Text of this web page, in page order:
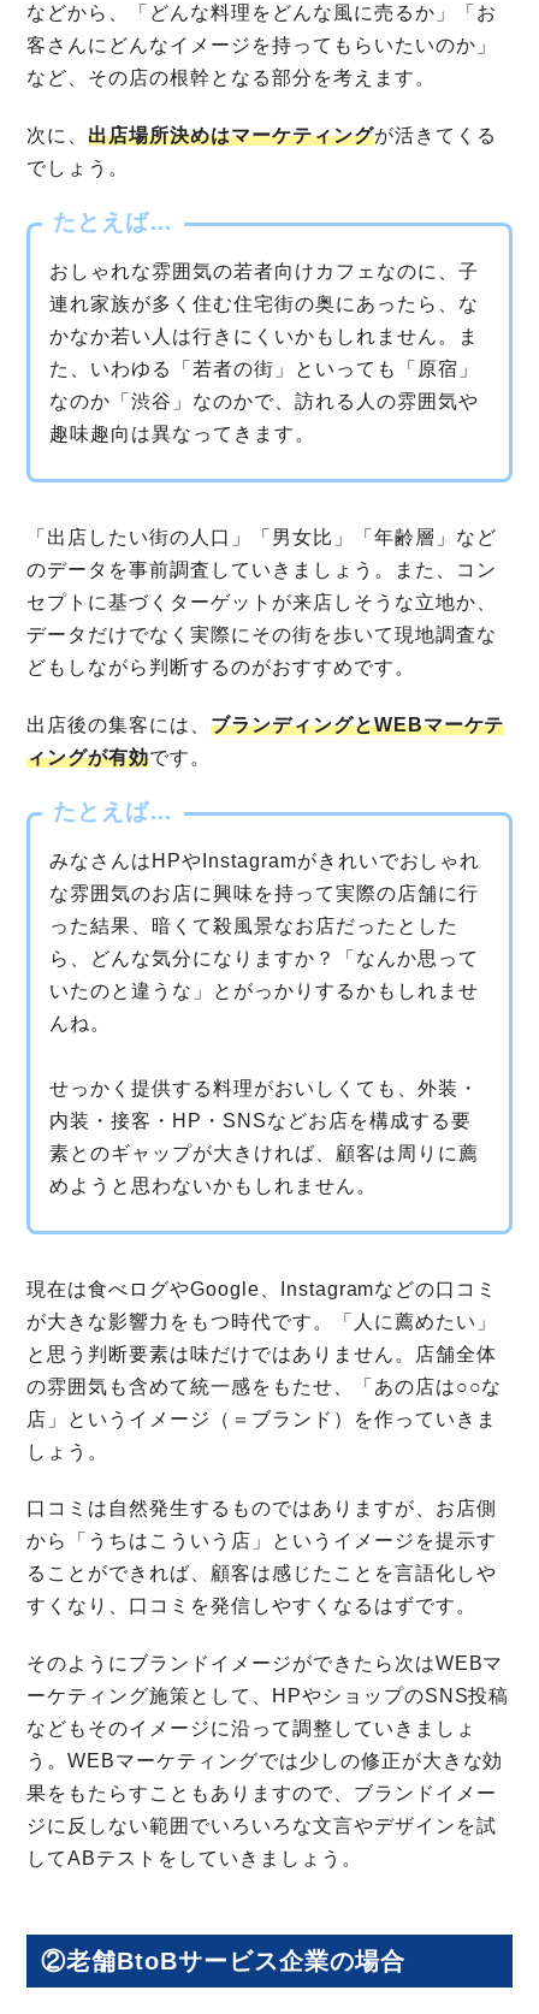
などから、「どんな料理をどんな風に売るか」「お
客さんにどんなイメージを持ってもらいたいのか」
など、その店の根幹となる部分を考えます。
次に、出店場所決めはマーケティングが活きてくる
でしょう。
たとえば…
おしゃれな雰囲気の若者向けカフェなのに、子
連れ家族が多く住む住宅街の奥にあったら、な
かなか若い人は行きにくいかもしれません。ま
た、いわゆる「若者の街」といっても「原宿」
なのか「渋谷」なのかで、訪れる人の雰囲気や
趣味趣向は異なってきます。
「出店したい街の人口」「男女比」「年齢層」など
のデータを事前調査していきましょう。また、コン
セプトに基づくターゲットが来店しそうな立地か、
データだけでなく実際にその街を歩いて現地調査な
どもしながら判断するのがおすすめです。
出店後の集客には、ブランディングとWEBマーケテ
ィングが有効です。
たとえば…
みなさんはHPやInstagramがきれいでおしゃれ
な雰囲気のお店に興味を持って実際の店舗に行
った結果、暗くて殺風景なお店だったとした
ら、どんな気分になりますか？「なんか思って
いたのと違うな」とがっかりするかもしれませ
んね。
せっかく提供する料理がおいしくても、外装・
内装・接客・HP・SNSなどお店を構成する要
素とのギャップが大きければ、顧客は周りに薦
めようと思わないかもしれません。
現在は食べログやGoogle、Instagramなどの口コミ
が大きな影響力をもつ時代です。「人に薦めたい」
と思う判断要素は味だけではありません。店舗全体
の雰囲気も含めて統一感をもたせ、「あの店は○○な
店」というイメージ（＝ブランド）を作っていきま
しょう。
口コミは自然発生するものではありますが、お店側
から「うちはこういう店」というイメージを提示す
ることができれば、顧客は感じたことを言語化しや
すくなり、口コミを発信しやすくなるはずです。
そのようにブランドイメージができたら次はWEBマ
ーケティング施策として、HPやショップのSNS投稿
などもそのイメージに沿って調整していきましょ
う。WEBマーケティングでは少しの修正が大きな効
果をもたらすこともありますので、ブランドイメー
ジに反しない範囲でいろいろな文言やデザインを試
してABテストをしていきましょう。
②老舗BtoBサービス企業の場合